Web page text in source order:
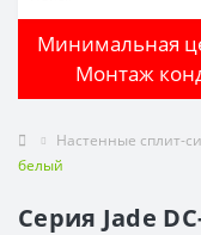
Минимальная
Монтаж
Настенные сплит-
белый
Серия Jade